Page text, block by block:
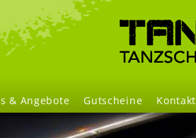
Navigation
überspringen
& Angebote Gutscheine Kontakt